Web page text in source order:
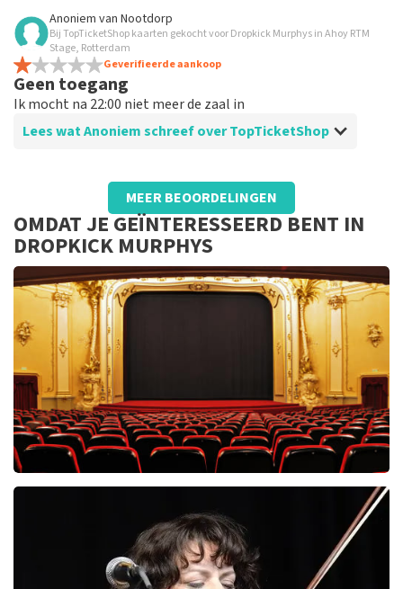
Beoordeling van Anoniem over
Kaartjes gekregen die eerder aan iemand
anders verkocht waren voor een leuke
prijs.
Alles goed en vlot afgehandeld, bij bestellen was het
niet duidelijk dat het om wederverkoop door
Anoniem van Nootdorp
Bij TopTicketShop kaarten gekocht voor Dropkick Murphys in Ahoy RTM
Stage, Rotterdam
Geverifieerde aankoop
Geen toegang
Ik mocht na 22:00 niet meer de zaal in
Lees wat Anoniem schreef over TopTicketShop
Beoordeling van Anoniem overTopTicketShop
Ok
Ok
MEER BEOORDELINGEN
OMDAT JE GEÏNTERESSEERD BENT IN
DROPKICK MURPHYS
reviews
BEKIJKEN